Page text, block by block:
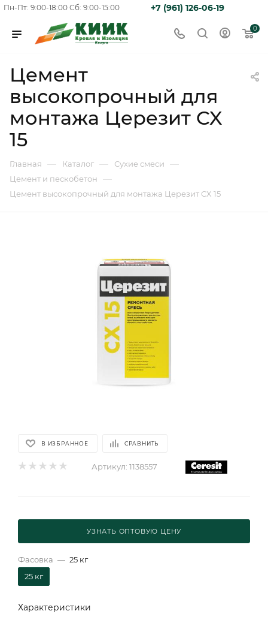
Пн-Пт: 9:00-18:00 Сб: 9:00-15:00 +7 (961) 126-06-19
0
Цемент
высокопрочный для
монтажа Церезит CX
15
Главная — Каталог — Сухие смеси —
Цемент и пескобетон —
Цемент высокопрочный для монтажа Церезит CX 15
В ИЗБРАННОЕ СРАВНИТЬ
Артикул: 1138557
УЗНАТЬ ОПТОВУЮ ЦЕНУ
Фасовка — 25 кг
25 кг
Характеристики